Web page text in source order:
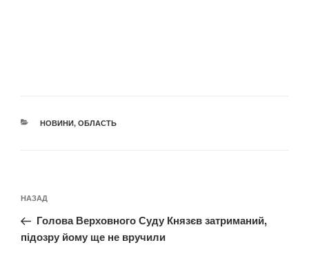
КАТЕГОРІЇ
НОВИНИ, ОБЛАСТЬ
записів
Попередній
запис:
НАЗАД
Голова Верховного Суду Князєв затриманий,
підозру йому ще не вручили